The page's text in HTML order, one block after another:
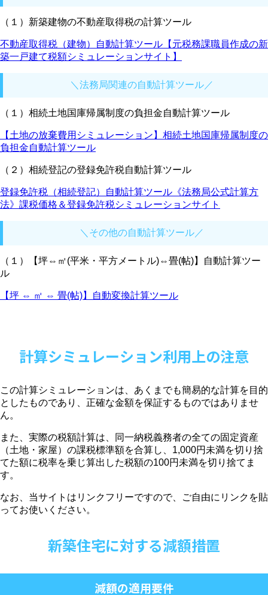
（１）新築建物の不動産取得税の計算ツール
不動産取得税（建物）自動計算ツール【元税務課職員作成の新
築一戸建て税額シミュレーションサイト】
＼法務局関連の自動計算ツール／
（１）相続土地国庫帰属制度の負担金自動計算ツール
【土地の放棄費用シミュレーション】相続土地国庫帰属制度の
負担金自動計算ツール
（２）相続登記の登録免許税自動計算ツール
登録免許税（相続登記）自動計算ツール《法務局公式計算方
法》課税価格＆登録免許税シミュレーションサイト
＼その他の自動計算ツール／
（１）【坪⇔㎡(平米・平方メートル)⇔畳(帖)】自動計算ツー
ル
【坪 ⇔ ㎡ ⇔ 畳(帖)】自動変換計算ツール
計算シミュレーション利用上の注意
この計算シミュレーションは、あくまでも簡易的な計算を目的
としたものであり、正確な金額を保証するものではありませ
ん。
また、実際の税額計算は、同一納税義務者の全ての固定資産
（土地・家屋）の課税標準額を合算し、1,000円未満を切り捨
てた額に税率を乗じ算出した税額の100円未満を切り捨てま
す。
なお、当サイトはリンクフリーですので、ご自由にリンクを貼
ってお使いください。
新築住宅に対する減額措置
減額の適用要件